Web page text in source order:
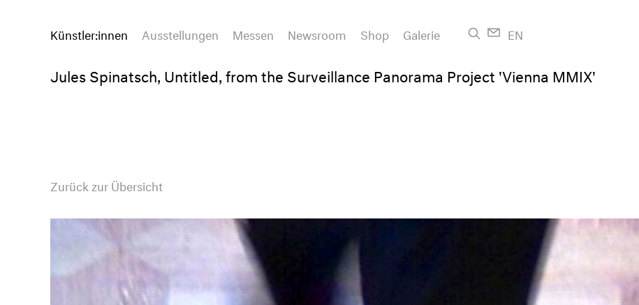
Künstler:innen Ausstellungen Messen Newsroom Shop Galerie EN
Jules Spinatsch, Untitled, from the Surveillance Panorama Project 'Vienna MMIX'
Zurück zur Übersicht